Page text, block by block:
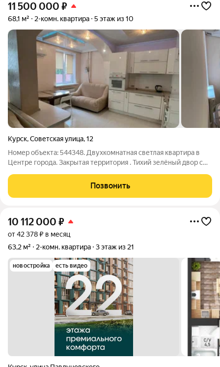
11 500 000 ₽
68,1 м² 2-комн. квартира 5 этаж из 10
Курск,Советская улица,12
Номер объекта: 544348. Двухкомнатная светлая квартира в
Центре города. Закрытая территория . Тихий зелёный двор с
современный ремонт. По всей квартире тёплый пол. В
квартире кухня со встроенной
Позвонить
10 112 000 ₽
от 42 378 ₽ в месяц
63,2 м²
2-комн. квартира 3 этаж из 21
новостройка есть видео